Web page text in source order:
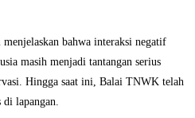
bahwa interaksi negatif
masih menjadi tantangan serius
Hingga saat ini, Balai TNWK telah
di lapangan.